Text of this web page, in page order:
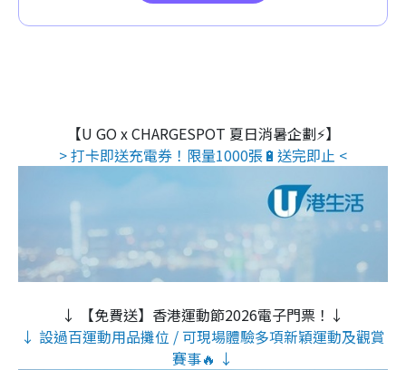
【U GO x CHARGESPOT 夏日消暑企劃⚡】
> 打卡即送充電券！限量1000張🔋送完即止 <
↓ 【免費送】香港運動節2026電子門票！↓
↓ 設過百運動用品攤位 / 可現場體驗多項新穎運動及觀賞
賽事🔥 ↓